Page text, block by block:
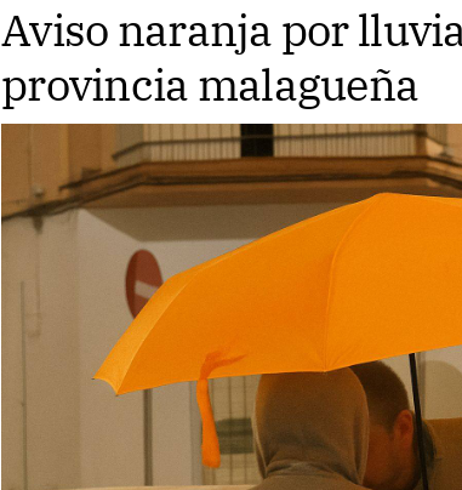
Aviso naranja por
provincia malagueña